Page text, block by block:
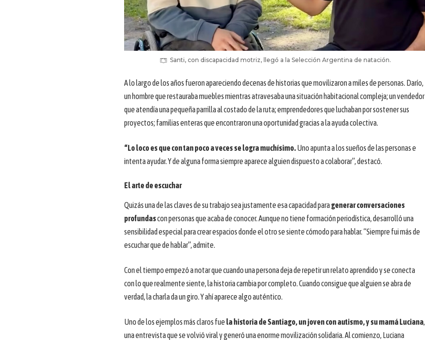
Santi, con discapacidad motriz, llegó a la Selección Argentina de natación.
A lo largo de los años fueron apareciendo decenas de historias que movilizaron a miles de personas. Darío,
un hombre que restauraba muebles mientras atravesaba una situación habitacional compleja; un vendedor
que atendía una pequeña parrilla al costado de la ruta; emprendedores que luchaban por sostener sus
proyectos; familias enteras que encontraron una oportunidad gracias a la ayuda colectiva.
“Lo loco es que con tan poco a veces se logra muchísimo.Uno apunta a los sueños de las personas e
intenta ayudar. Y de alguna forma siempre aparece alguien dispuesto a colaborar”, destacó.
El arte de escuchar
Quizás una de las claves de su trabajo sea justamente esa capacidad para generar conversaciones
profundascon personas que acaba de conocer. Aunque no tiene formación periodística, desarrolló una
sensibilidad especial para crear espacios donde el otro se siente cómodo para hablar. “Siempre fui más de
escuchar que de hablar”, admite.
Con el tiempo empezó a notar que cuando una persona deja de repetir un relato aprendido y se conecta
con lo que realmente siente, la historia cambia por completo. Cuando consigue que alguien se abra de
verdad, la charla da un giro. Y ahí aparece algo auténtico.
Uno de los ejemplos más claros fue la historia de Santiago, un joven con autismo, y su mamá Luciana
una entrevista que se volvió viral y generó una enorme movilización solidaria. Al comienzo, Luciana